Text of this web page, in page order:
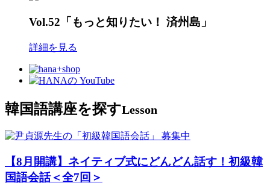
Vol.52「もっと知りたい！ 済州島」
詳細を見る
韓国語講座を探すLesson
募集中
【8月開講】ネイティブ式にどんどん話す！初級韓
国語会話＜全7回＞